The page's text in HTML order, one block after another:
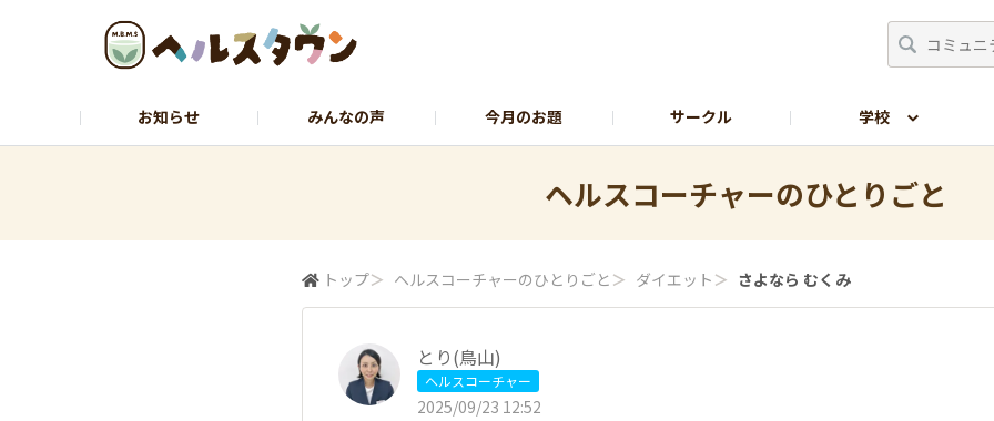
お知らせ みんなの声 今月のお題 サークル 学校
ヘルスコーチャーのひとりごと
トップ＞ ヘルスコーチャーのひとりごと ＞ ダイエット ＞ さよなら むくみ
とり(鳥山)
ヘルスコーチャー
2025/09/23 12:52